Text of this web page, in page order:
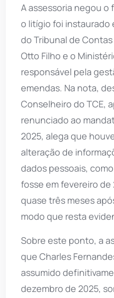
A assessoria negou
o litígio foi instaurado
do Tribunal de
Otto Filho e o
responsável pela
emendas. Na nota,
Conselheiro do TCE,
renunciado ao
2025, alega que
alteração de
dados pessoais,
fosse em fevereiro
quase três meses
modo que resta
Sobre este ponto, a
que Charles
assumido
dezembro de 2025,